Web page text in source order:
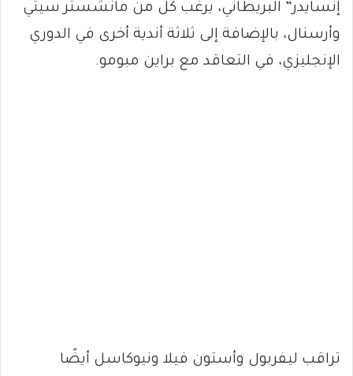
إنسايدر” البريطاني، يرغب كل من مانشستر سيتي
وأرسنال، بالإضافة إلى ثلاثة أندية أخرى في الدوري
الإنجليزي، في التعاقد مع براين مبومو.
تراقب ليفربول وأستون فيلا ونيوكاسل أيضًا